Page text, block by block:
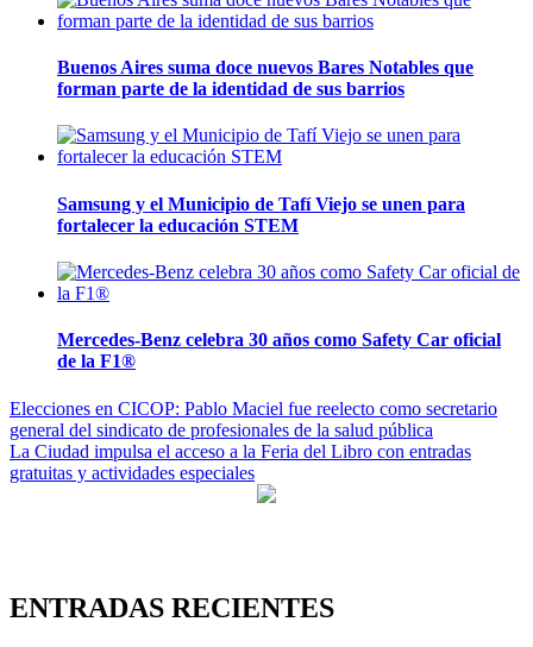
Buenos Aires suma doce nuevos Bares Notables que
forman parte de la identidad de sus barrios
Samsung y el Municipio de Tafí Viejo se unen para
fortalecer la educación STEM
Mercedes-Benz celebra 30 años como Safety Car oficial
de la F1®
Navegación
de
entradas
Elecciones en CICOP: Pablo Maciel fue reelecto como secretario
general del sindicato de profesionales de la salud pública
La Ciudad impulsa el acceso a la Feria del Libro con entradas
gratuitas y actividades especiales
ENTRADAS RECIENTES